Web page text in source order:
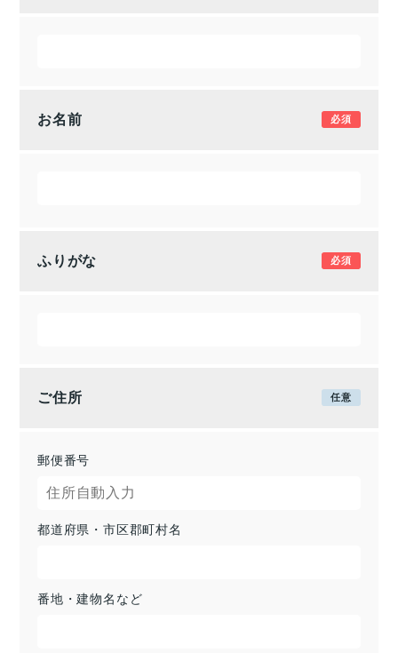
お名前
ふりがな
ご住所
郵便番号
都道府県・市区郡町村名
番地・建物名など